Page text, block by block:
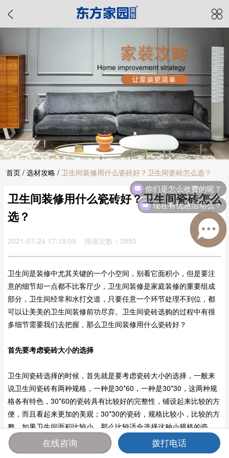
首页 / 选材攻略 / 卫生间装修用什么瓷砖好？卫生间瓷砖怎么选？
卫生间装修用什么瓷砖好？卫生间瓷砖怎么
选？
2021-07-24 17:19:09 阅读次数：2850
卫生间是装修中尤其关键的一个小空间，别看它面积小，但是要注
意的细节却一点都不比客厅少，卫生间装修是家庭装修的重要组成
部分，卫生间经常和水打交道，只要任意一个环节处理不到位，都
可以让美美的卫生间装修前功尽弃。卫生间瓷砖选购的过程中有很
多细节需要我们去把握，那么卫生间装修用什么瓷砖好？
首先要考虑瓷砖大小的选择
卫生间瓷砖选择的时候，首先就是要考虑瓷砖大小的选择，一般来
说卫生间瓷砖有两种规格，一种是30*60，一种是30*30，这两种规
格各有特色，30*60的瓷砖具有比较好的完整性，铺设起来比较的方
便，而且看起来更加的美观；30*30的瓷砖，规格比较小，比较的方
整，如果卫生间面积比较小，那么比较适合选择这种小规格的瓷
砖。
首页 报价 电话 咨询
你们是怎么收费的呢？
现在有优惠活动么？
在线咨询 拨打电话